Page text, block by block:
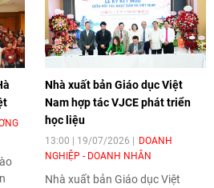
Nhà xuất bản Giáo dục Việt
Nam hợp tác VJCE phát triển
học liệu
13:00 | 19/07/2026
DOANH
NGHIỆP - DOANH NHÂN
Nhà xuất bản Giáo dục Việt